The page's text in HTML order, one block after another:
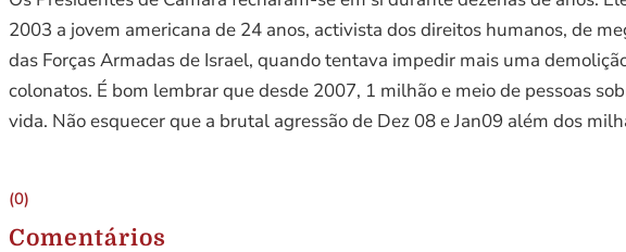
2003 a jovem americana de 24 anos, activista dos direitos humanos, de
das Forças Armadas de Israel, quando tentava impedir mais uma
colonatos. É bom lembrar que desde 2007, 1 milhão e meio de pessoas
vida. Não esquecer que a brutal agressão de Dez 08 e Jan09 além dos
(0)
Comentários